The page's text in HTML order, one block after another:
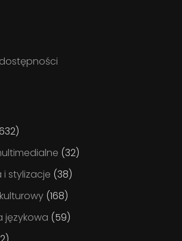
(32)
i stylizacje (38)
(168)
językowa (59)